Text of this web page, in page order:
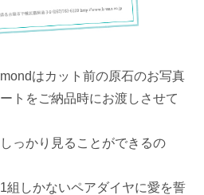
はカット前の原石のお写真
トをご納品時にお渡しさせて
っかり見ることができるの
組しかないペアダイヤに愛を誓